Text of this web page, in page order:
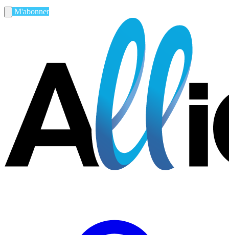
M'abonner